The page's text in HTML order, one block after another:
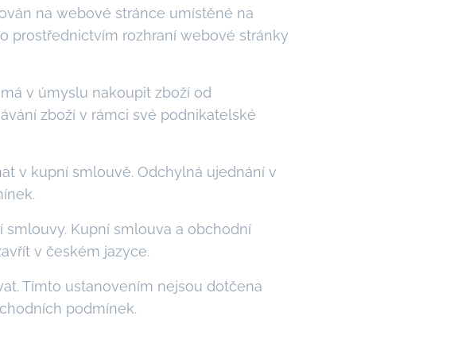
na webové stránce umístěné na
prostřednictvím rozhraní webové stránky
v úmyslu nakoupit zboží od
zboží v rámci své podnikatelské
v kupní smlouvě. Odchylná ujednání v
Kupní smlouva a obchodní
v českém jazyce.
Tímto ustanovením nejsou dotčena
podmínek.